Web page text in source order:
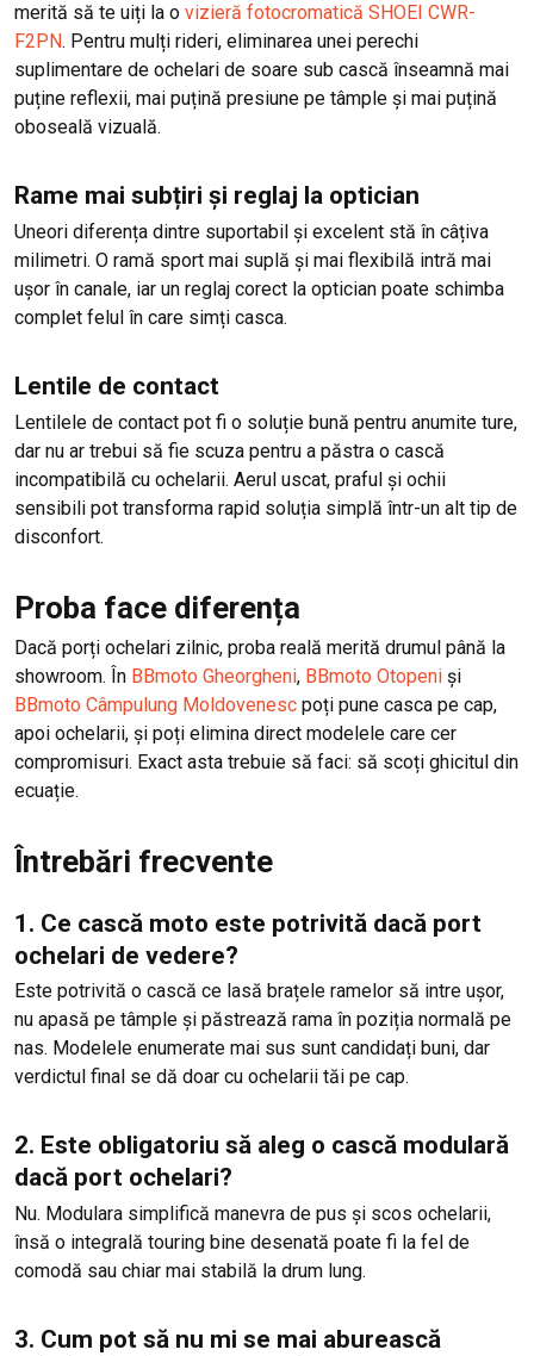
merită să te uiți la o vizieră fotocromatică SHOEI CWR-
F2PN. Pentru mulți rideri, eliminarea unei perechi
suplimentare de ochelari de soare sub cască înseamnă mai
puține reflexii, mai puțină presiune pe tâmple și mai puțină
oboseală vizuală.
Rame mai subțiri și reglaj la optician
Uneori diferența dintre suportabil și excelent stă în câțiva
milimetri. O ramă sport mai suplă și mai flexibilă intră mai
ușor în canale, iar un reglaj corect la optician poate schimba
complet felul în care simți casca.
Lentile de contact
Lentilele de contact pot fi o soluție bună pentru anumite ture,
dar nu ar trebui să fie scuza pentru a păstra o cască
incompatibilă cu ochelarii. Aerul uscat, praful și ochii
sensibili pot transforma rapid soluția simplă într-un alt tip de
disconfort.
Proba face diferența
Dacă porți ochelari zilnic, proba reală merită drumul până la
showroom. În BBmoto Gheorgheni, BBmoto Otopeni și
BBmoto Câmpulung Moldovenesc poți pune casca pe cap,
apoi ochelarii, și poți elimina direct modelele care cer
compromisuri. Exact asta trebuie să faci: să scoți ghicitul din
ecuație.
Întrebări frecvente
1. Ce cască moto este potrivită dacă port
ochelari de vedere?
Este potrivită o cască ce lasă brațele ramelor să intre ușor,
nu apasă pe tâmple și păstrează rama în poziția normală pe
nas. Modelele enumerate mai sus sunt candidați buni, dar
verdictul final se dă doar cu ochelarii tăi pe cap.
2. Este obligatoriu să aleg o cască modulară
dacă port ochelari?
Nu. Modulara simplifică manevra de pus și scos ochelarii,
însă o integrală touring bine desenată poate fi la fel de
comodă sau chiar mai stabilă la drum lung.
3. Cum pot să nu mi se mai aburească